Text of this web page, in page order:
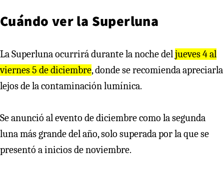
Cuándo ver la Superluna
La Superluna ocurrirá durante la noche del jueves 4 al
viernes 5 de diciembre, donde se recomienda apreciarla
lejos de la contaminación lumínica.
Se anunció al evento de diciembre como la segunda
luna más grande del año, solo superada por la que se
presentó a inicios de noviembre.